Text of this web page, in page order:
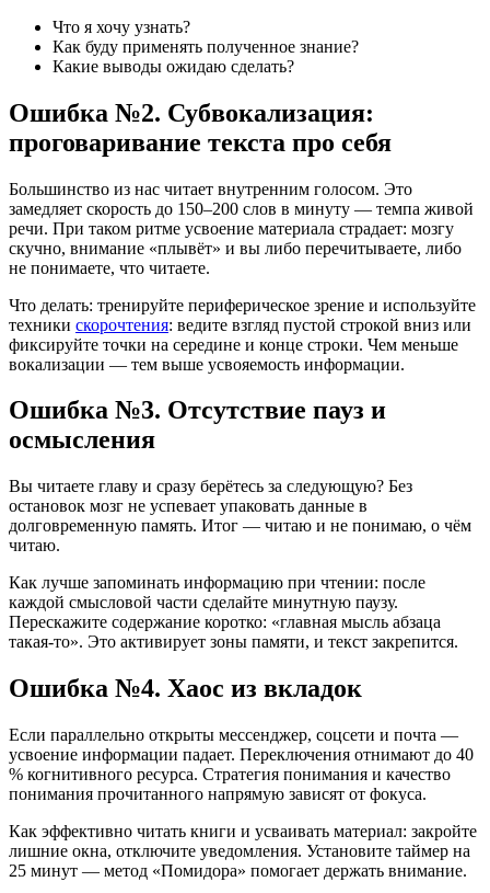
Что я хочу узнать?
Как буду применять полученное знание?
Какие выводы ожидаю сделать?
Ошибка №2. Субвокализация:
проговаривание текста про себя
Большинство из нас читает внутренним голосом. Это
замедляет скорость до 150–200 слов в минуту — темпа живой
речи. При таком ритме усвоение материала страдает: мозгу
скучно, внимание «плывёт» и вы либо перечитываете, либо
не понимаете, что читаете.
Что делать: тренируйте периферическое зрение и используйте
техники скорочтения: ведите взгляд пустой строкой вниз или
фиксируйте точки на середине и конце строки. Чем меньше
вокализации — тем выше усвояемость информации.
Ошибка №3. Отсутствие пауз и
осмысления
Вы читаете главу и сразу берётесь за следующую? Без
остановок мозг не успевает упаковать данные в
долговременную память. Итог — читаю и не понимаю, о чём
читаю.
Как лучше запоминать информацию при чтении: после
каждой смысловой части сделайте минутную паузу.
Перескажите содержание коротко: «главная мысль абзаца
такая-то». Это активирует зоны памяти, и текст закрепится.
Ошибка №4. Хаос из вкладок
Если параллельно открыты мессенджер, соцсети и почта —
усвоение информации падает. Переключения отнимают до 40
% когнитивного ресурса. Стратегия понимания и качество
понимания прочитанного напрямую зависят от фокуса.
Как эффективно читать книги и усваивать материал: закройте
лишние окна, отключите уведомления. Установите таймер на
25 минут — метод «Помидора» помогает держать внимание.